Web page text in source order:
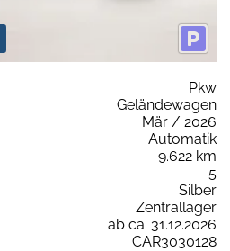
Pkw
Geländewagen
Mär / 2026
Automatik
9.622 km
5
Silber
Zentrallager
ab ca. 31.12.2026
CAR3030128